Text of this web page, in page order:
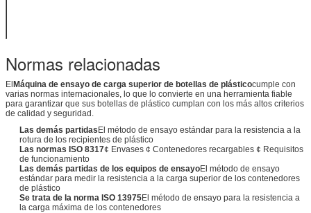
Normas relacionadas
ElMáquina de ensayo de carga superior de botellas de plásticocumple con
varias normas internacionales, lo que lo convierte en una herramienta fiable
para garantizar que sus botellas de plástico cumplan con los más altos criterios
de calidad y seguridad.
Las demás partidasEl método de ensayo estándar para la resistencia a la
rotura de los recipientes de plástico
Las normas ISO 8317¢ Envases ¢ Contenedores recargables ¢ Requisitos
de funcionamiento
Las demás partidas de los equipos de ensayoEl método de ensayo
estándar para medir la resistencia a la carga superior de los contenedores
de plástico
Se trata de la norma ISO 13975El método de ensayo para la resistencia a
la carga máxima de los contenedores